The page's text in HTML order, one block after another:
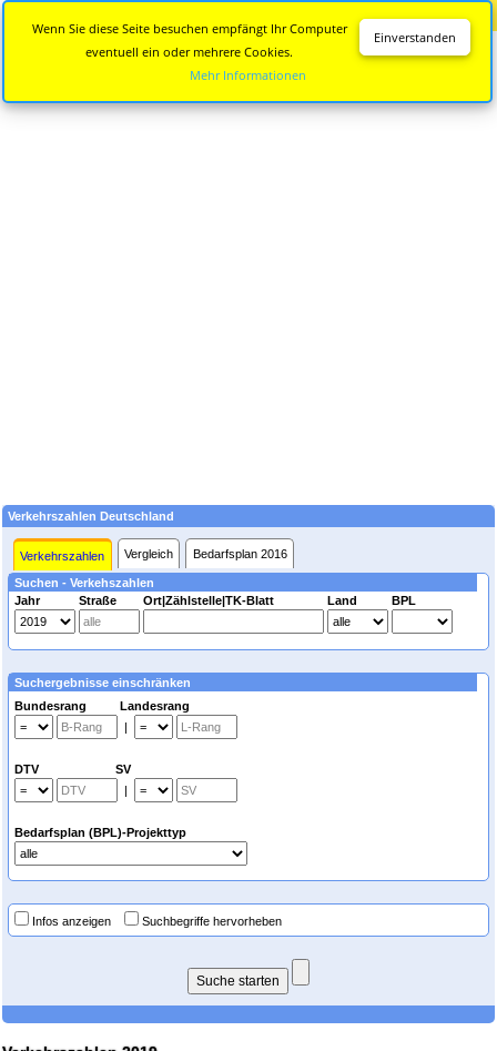
Verkehrszahlen Deutschland
Verkehrszahlen Vergleich Bedarfsplan 2016
Suchen - Verkehszahlen
Jahr
Straße Ort|Zählstelle|TK-Blatt Land BPL
Suchergebnisse einschränken
Bundesrang Landesrang
|
DTV SV
|
Bedarfsplan (BPL)-Projekttyp
Infos anzeigen Suchbegriffe hervorheben
Einverstanden
Wenn Sie diese Seite besuchen empfängt Ihr Computer
eventuell ein oder mehrere Cookies.
Mehr Informationen